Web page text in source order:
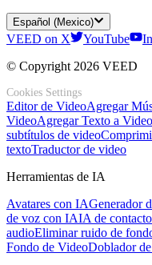
Español (Mexico)
VEED on X YouTube
© Copyright 2026 VEED
Cookies Settings
Editor de VideoAgregar
VideoAgregar Texto a Video
subtítulos de video
textoTraductor de video
Herramientas de IA
Avatares con IAGenerador
de voz con IAIA de
audioEliminar ruido de
Fondo de VideoDoblador